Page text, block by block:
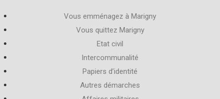
Vous emménagez à Marigny
Vous quittez Marigny
Etat civil
Intercommunalité
Papiers d’identité
Autres démarches